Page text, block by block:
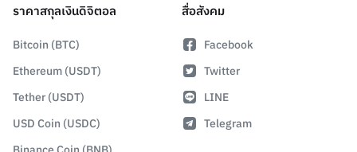
ราคาสกุลเงินดิจิตอล
Bitcoin (BTC)
Ethereum (USDT)
Tether (USDT)
USD Coin (USDC)
สื่อสังคม
Facebook
Twitter
LINE
Telegram